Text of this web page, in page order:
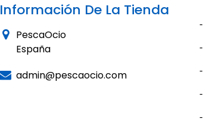
Información De La Tienda
PescaOcio
España
admin@pescaocio.com